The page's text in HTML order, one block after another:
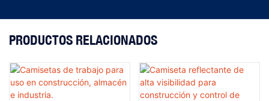
PRODUCTOS RELACIONADOS